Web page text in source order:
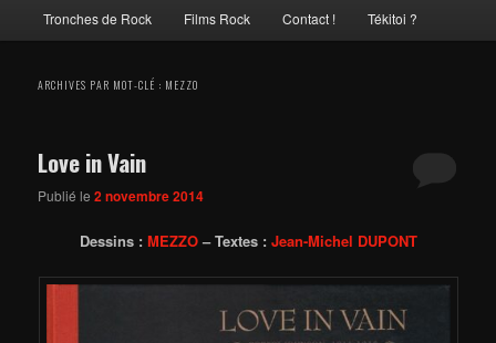
Tronches de Rock Films Rock Contact ! Tékitoi ?
ARCHIVES PAR MOT-CLÉ : MEZZO
Love in Vain
Publié le2 novembre 2014
Dessins : MEZZO – Textes : Jean-Michel DUPONT